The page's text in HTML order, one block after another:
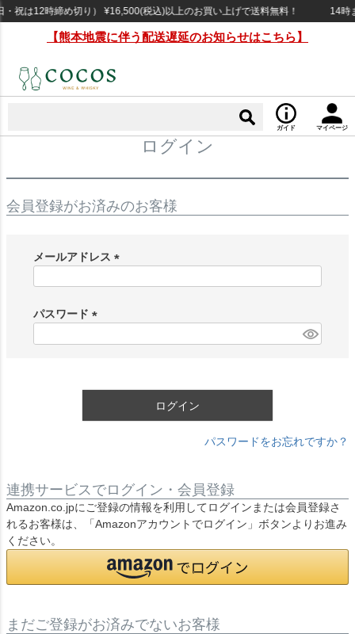
祝は12時締め切り） ¥16,500(税込)以上のお買い上げで送料無料！ 14時
【熊本地震に伴う配送遅延のお知らせはこちら】
ガイド マイページ
ログイン
会員登録がお済みのお客様
メールアドレス
)
パスワード
ログイン
パスワードをお忘れですか？
連携サービスでログイン・会員登録
Amazon.co.jpにご登録の情報を利用してログインまたは会員登録さ
れるお客様は、「Amazonアカウントでログイン」ボタンよりお進み
ください。
まだご登録がお済みでないお客様